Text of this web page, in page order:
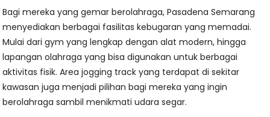
Bagi mereka yang gemar berolahraga, Pasadena Semarang
menyediakan berbagai fasilitas kebugaran yang memadai.
Mulai dari gym yang lengkap dengan alat modern, hingga
lapangan olahraga yang bisa digunakan untuk berbagai
aktivitas fisik. Area jogging track yang terdapat di sekitar
kawasan juga menjadi pilihan bagi mereka yang ingin
berolahraga sambil menikmati udara segar.